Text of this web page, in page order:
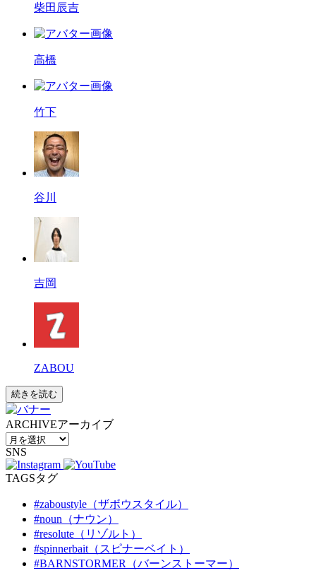
柴田辰吉
高橋
竹下
谷川
吉岡
ZABOU
続きを読む
ARCHIVEアーカイブ
SNS
TAGSタグ
#zaboustyle（ザボウスタイル）
#noun（ナウン）
#resolute（リゾルト）
#spinnerbait（スピナーベイト）
#BARNSTORMER（バーンストーマー）